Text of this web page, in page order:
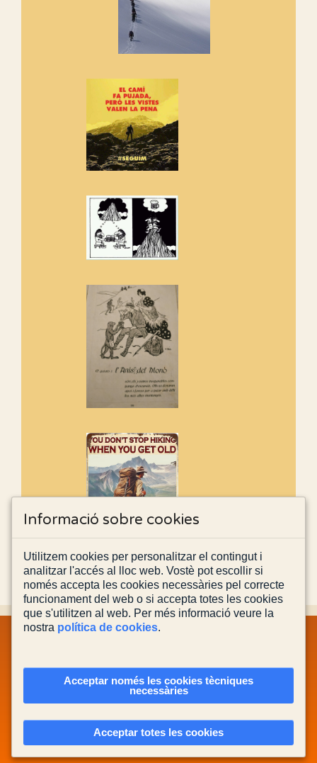
Els Centpeus signen el
Manifest a favor dels Camins
Si ets una entitat o associació
adhereix-te al manifest!
Rebem un diploma dels
Amics de Sant Aniol d'Aguja
Els Centpeus estem implicats
de l'entorn de Sant Aniol
POLÍTICA DE COOKIES
CONTACTA'NS
Actualitzada el
Informació sobre cookies
Utilitzem cookies per personalitzar el contingut i
analitzar l'accés al lloc web. Vostè pot escollir si
només accepta les cookies necessàries pel correcte
funcionament del web o si accepta totes les cookies
que s'utilitzen al web. Per més informació veure la
nostra política de cookies.
Acceptar només les cookies tècniques
necessàries
Acceptar totes les cookies